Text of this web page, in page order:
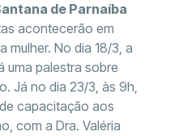
de Parnaíba
acontecerão em
mulher. No dia 18/3, a
uma palestra sobre
Já no dia 23/3, às 9h,
capacitação aos
com a Dra. Valéria